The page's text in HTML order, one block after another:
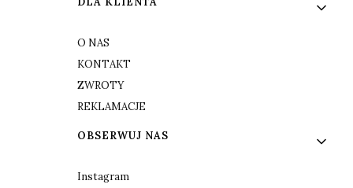
O NAS
KONTAKT
ZWROTY
REKLAMACJE
OBSERWUJ NAS
Instagram